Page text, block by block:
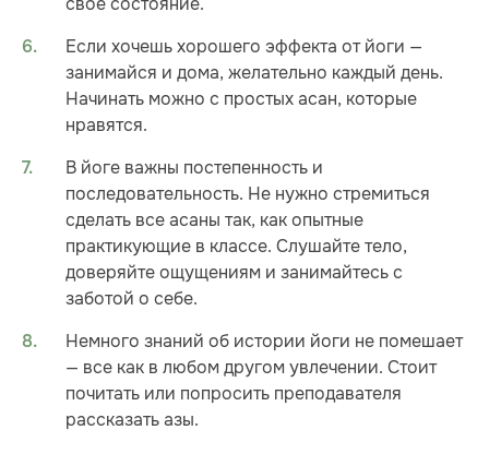
Если хочешь хорошего эффекта от йоги —
занимайся и дома, желательно каждый день.
Начинать можно с простых асан, которые
нравятся.
В йоге важны постепенность и
последовательность. Не нужно стремиться
сделать все асаны так, как опытные
практикующие в классе. Слушайте тело,
доверяйте ощущениям и занимайтесь с
заботой о себе.
Немного знаний об истории йоги не помешает
— все как в любом другом увлечении. Стоит
почитать или попросить преподавателя
рассказать азы.